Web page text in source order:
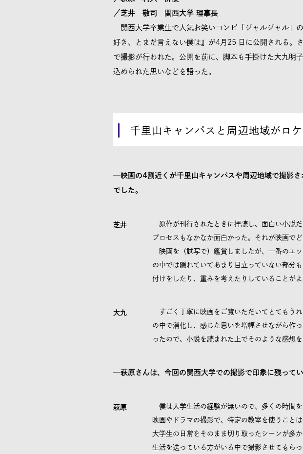
／芝井 敬司 関西大学 理事長
関西大学卒業生で人気お笑いコンビ「ジャルジャル」
好き、とまだ言えない僕は』が4月25 日に公開される。
で撮影が行われた。公開を前に、脚本も手掛けた大九明
込められた思いなどを語った。
千里山キャンパスと周辺地域がロ
─映画の4割近くが千里山キャンパスや周辺地域で撮影
でした。
芝井
原作が刊行されたときに拝読し、面白い小説
プロセスもなかなか面白かった。それが映画で
映画を（試写で）鑑賞しましたが、一番のエ
の中では隠れていてあまり目立っていない部分
付けをしたり、重みを考えたりしていることがよ
大九
すごく丁寧に映画をご覧いただいてとてもう
の中で消化し、感じた思いを増幅させながら作
ったので、小説を読まれた上でそのような感想
─萩原さんは、今回の関西大学での撮影で印象に残ってい
萩原
僕は大学生活の経験が無いので、多くの時間
映画やドラマの撮影で、特定の教室を使うこと
大学生の日常をそのまま切り取ったシーンが多
生活を送っている方がいる中で撮影させてもら